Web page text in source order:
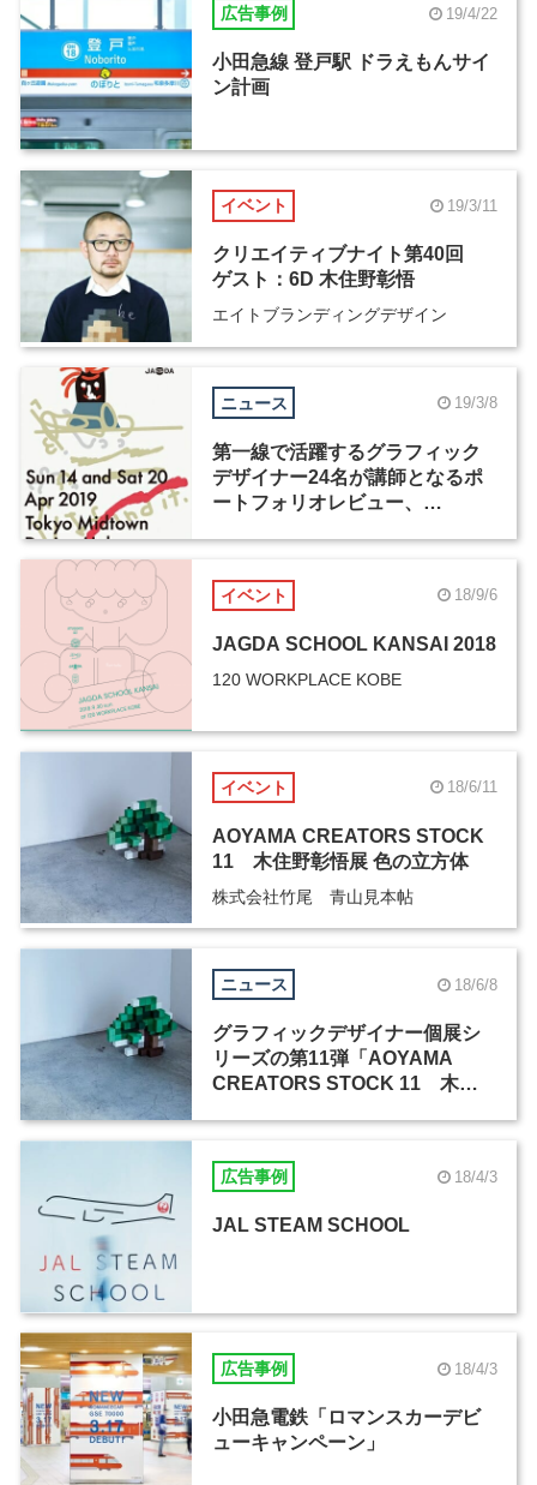
広告事例 19/4/22
小田急線 登戸駅 ドラえもんサイ
ン計画
イベント 19/3/11
クリエイティブナイト第40回
ゲスト：6D 木住野彰悟
エイトブランディングデザイン
ニュース 19/3/8
第一線で活躍するグラフィック
デザイナー24名が講師となるポ
ートフォリオレビュー、
イベント 18/9/6
JAGDA SCHOOL KANSAI 2018
120 WORKPLACE KOBE
イベント 18/6/11
AOYAMA CREATORS STOCK
11 木住野彰悟展 色の立方体
株式会社竹尾 青山見本帖
ニュース 18/6/8
グラフィックデザイナー個展シ
リーズの第11弾「AOYAMA
CREATORS STOCK 11 木住
広告事例 18/4/3
JAL STEAM SCHOOL
広告事例 18/4/3
小田急電鉄「ロマンスカーデビ
ューキャンペーン」